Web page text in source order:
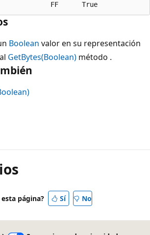
Boolean valor en su representación
GetBytes(Boolean) método .
página? Sí No